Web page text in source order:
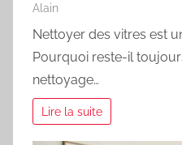
Alain
Nettoyer des vitres est
Pourquoi reste-il
nettoyage…
Lire la suite